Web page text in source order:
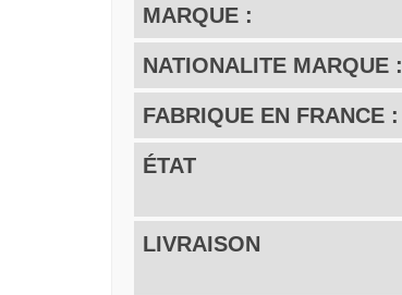
MARQUE :
NATIONALITE MARQUE :
FABRIQUE EN FRANCE :
ÉTAT
LIVRAISON